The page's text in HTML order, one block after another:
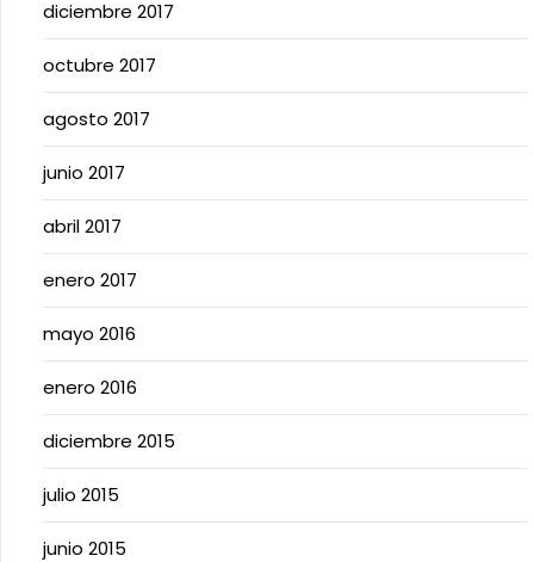
diciembre 2017
octubre 2017
agosto 2017
junio 2017
abril 2017
enero 2017
mayo 2016
enero 2016
diciembre 2015
julio 2015
junio 2015